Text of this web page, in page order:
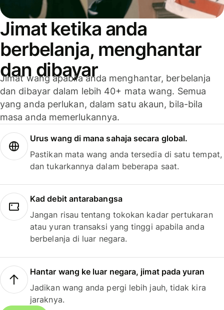
Jimat ketika anda
berbelanja, menghantar
dan dibayar
Jimat wang apabila anda menghantar, berbelanja
dan dibayar dalam lebih 40+ mata wang. Semua
yang anda perlukan, dalam satu akaun, bila-bila
masa anda memerlukannya.
Urus wang di mana sahaja secara global.
Pastikan mata wang anda tersedia di satu tempat,
dan tukarkannya dalam beberapa saat.
Kad debit antarabangsa
Jangan risau tentang tokokan kadar pertukaran
atau yuran transaksi yang tinggi apabila anda
berbelanja di luar negara.
Hantar wang ke luar negara, jimat pada yuran
Jadikan wang anda pergi lebih jauh, tidak kira
jaraknya.